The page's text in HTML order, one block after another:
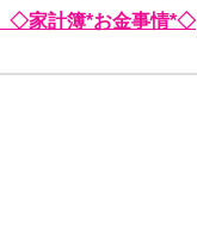
◇家計簿*お金事情*◇